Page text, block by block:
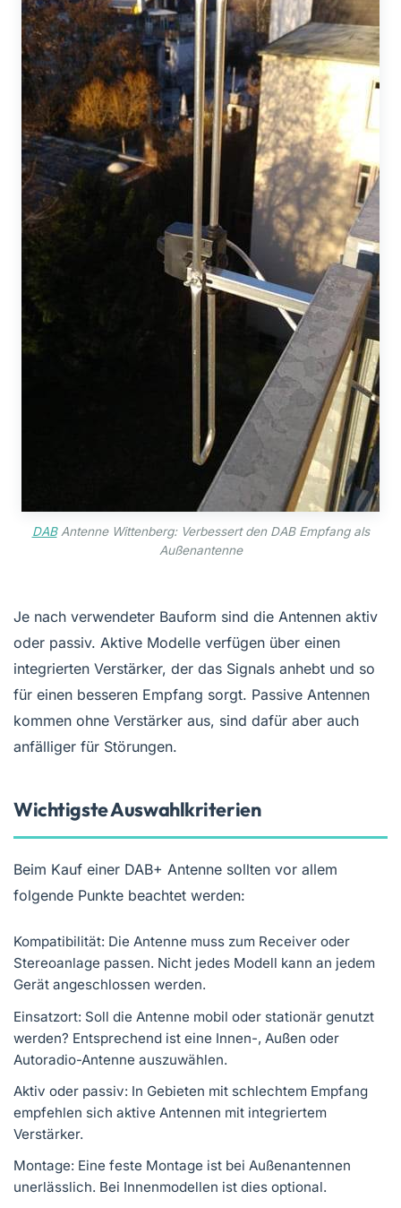
DABAntenne Wittenberg: Verbessert den DAB Empfang als
Außenantenne
Je nach verwendeter Bauform sind die Antennen aktiv
oder passiv. Aktive Modelle verfügen über einen
integrierten Verstärker, der das Signals anhebt und so
für einen besseren Empfang sorgt. Passive Antennen
kommen ohne Verstärker aus, sind dafür aber auch
anfälliger für Störungen.
Wichtigste Auswahlkriterien
Beim Kauf einer DAB+ Antenne sollten vor allem
folgende Punkte beachtet werden:
Kompatibilität: Die Antenne muss zum Receiver oder
Stereoanlage passen. Nicht jedes Modell kann an jedem
Gerät angeschlossen werden.
Einsatzort: Soll die Antenne mobil oder stationär genutzt
werden? Entsprechend ist eine Innen-, Außen oder
Autoradio-Antenne auszuwählen.
Aktiv oder passiv: In Gebieten mit schlechtem Empfang
empfehlen sich aktive Antennen mit integriertem
Verstärker.
Montage: Eine feste Montage ist bei Außenantennen
unerlässlich. Bei Innenmodellen ist dies optional.